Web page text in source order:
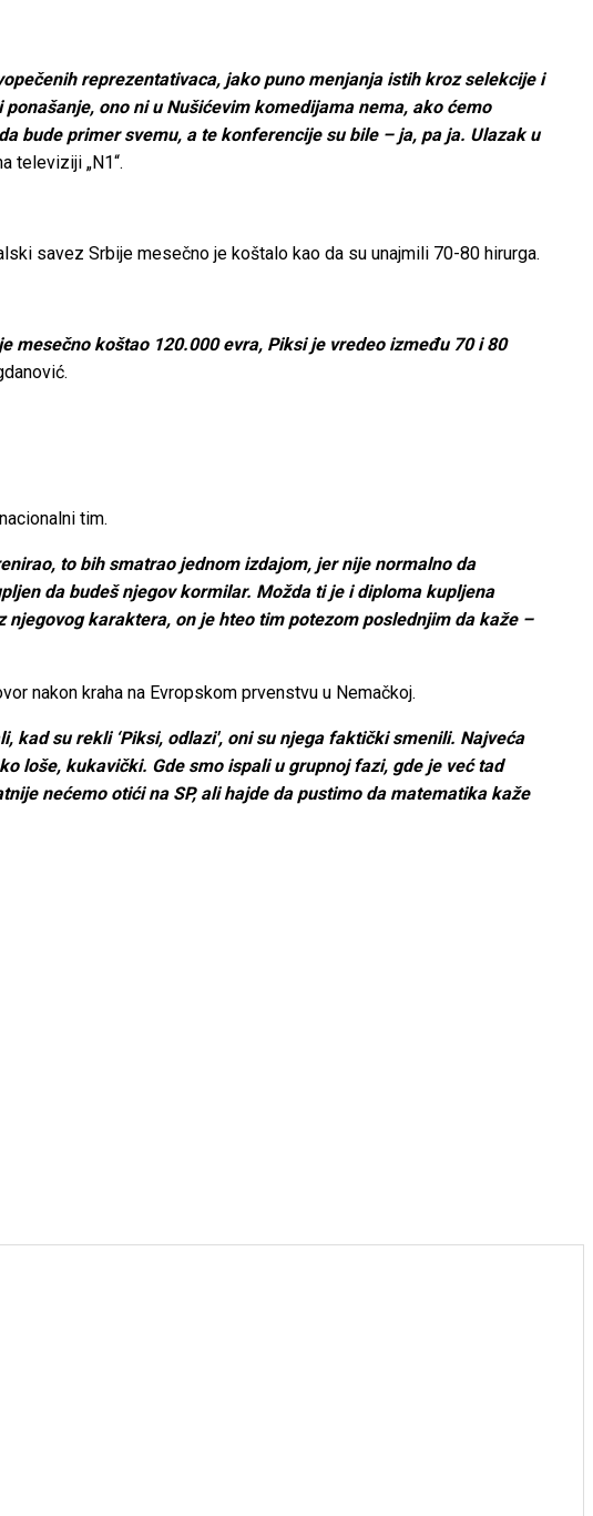
reprezentativaca, jako puno menjanja istih kroz selekcije i
ono ni u Nušićevim komedijama nema, ako ćemo
bude primer svemu, a te konferencije su bile – ja, pa ja. Ulazak u
televiziji „N1“.
savez Srbije mesečno je koštalo kao da su unajmili 70-80 hirurga.
mesečno koštao 120.000 evra, Piksi je vredeo između 70 i 80
tim.
to bih smatrao jednom izdajom, jer nije normalno da
da budeš njegov kormilar. Možda ti je i diploma kupljena
karaktera, on je hteo tim potezom poslednjim da kaže –
nakon kraha na Evropskom prvenstvu u Nemačkoj.
kad su rekli ‘Piksi, odlazi', oni su njega faktički smenili. Najveća
loše, kukavički. Gde smo ispali u grupnoj fazi, gde je već tad
nećemo otići na SP, ali hajde da pustimo da matematika kaže